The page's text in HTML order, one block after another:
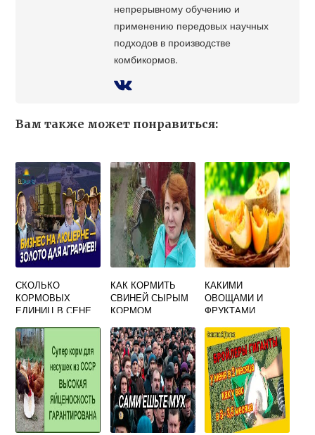
непрерывному обучению и
применению передовых научных
подходов в производстве
комбикормов.
Вам также может понравиться:
СКОЛЬКО
КОРМОВЫХ
ЕДИНИЦ В СЕНЕ
КАК КОРМИТЬ
СВИНЕЙ СЫРЫМ
КОРМОМ
КАКИМИ
ОВОЩАМИ И
ФРУКТАМИ
КРОЛИКОВ
ДЕКОРАТИВНЫХ